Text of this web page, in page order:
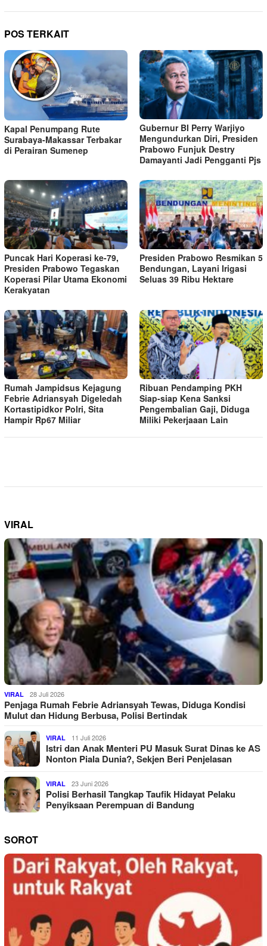
POS TERKAIT
Kapal Penumpang Rute
Surabaya-Makassar Terbakar
di Perairan Sumenep
Gubernur BI Perry Warjiyo
Mengundurkan Diri, Presiden
Prabowo Funjuk Destry
Damayanti Jadi Pengganti Pjs
Puncak Hari Koperasi ke-79,
Presiden Prabowo Tegaskan
Koperasi Pilar Utama Ekonomi
Kerakyatan
Presiden Prabowo Resmikan 5
Bendungan, Layani Irigasi
Seluas 39 Ribu Hektare
Rumah Jampidsus Kejagung
Febrie Adriansyah Digeledah
Kortastipidkor Polri, Sita
Hampir Rp67 Miliar
Ribuan Pendamping PKH
Siap-siap Kena Sanksi
Pengembalian Gaji, Diduga
Miliki Pekerjaaan Lain
VIRAL
VIRAL 28 Juli 2026
Penjaga Rumah Febrie Adriansyah Tewas, Diduga Kondisi
Mulut dan Hidung Berbusa, Polisi Bertindak
VIRAL 11 Juli 2026
Istri dan Anak Menteri PU Masuk Surat Dinas ke AS
Nonton Piala Dunia?, Sekjen Beri Penjelasan
VIRAL 23 Juni 2026
Polisi Berhasil Tangkap Taufik Hidayat Pelaku
Penyiksaan Perempuan di Bandung
SOROT